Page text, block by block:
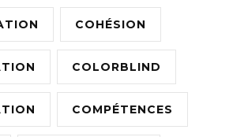
COHÉSION
COLORBLIND
COMPÉTENCES